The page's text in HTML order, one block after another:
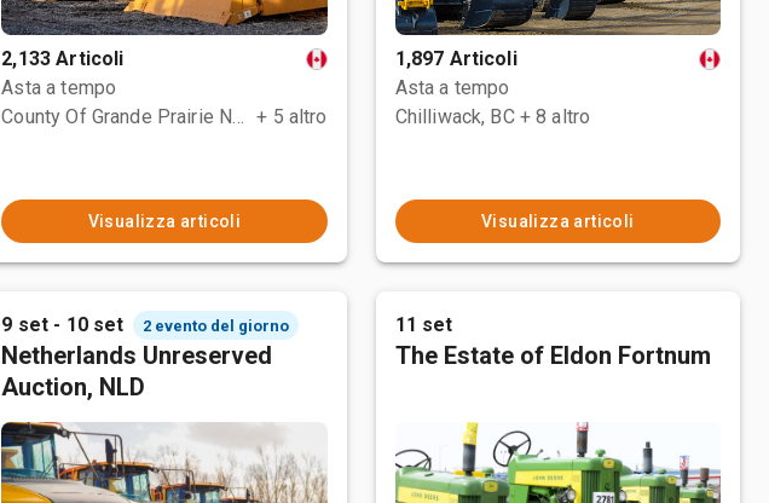
2,133 Articoli
Asta a tempo
County Of Grande Prairie No. 1, AB + 5 altro
Visualizza articoli
1,897 Articoli
Asta a tempo
Chilliwack, BC + 8 altro
Visualizza articoli
9 set - 10 set 2 evento del giorno
Netherlands Unreserved
Auction, NLD
11 set
The Estate of Eldon Fortnum